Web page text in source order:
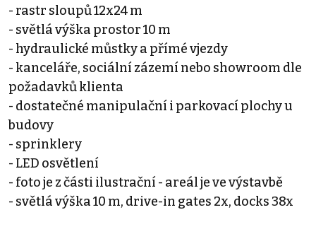
- rastr sloupů 12x24 m
- světlá výška prostor 10 m
- hydraulické můstky a přímé vjezdy
- kanceláře, sociální zázemí nebo showroom dle
požadavků klienta
- dostatečné manipulační i parkovací plochy u
budovy
- sprinklery
- LED osvětlení
- foto je z části ilustrační - areál je ve výstavbě
- světlá výška 10 m, drive-in gates 2x, docks 38x